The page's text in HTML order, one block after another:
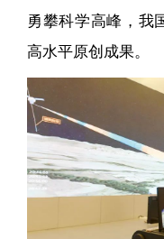
勇攀科学高峰，我
高水平原创成果。